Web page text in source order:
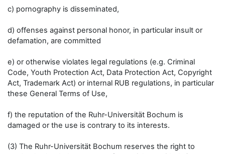
c) pornography is disseminated,
d) offenses against personal honor, in particular insult or
defamation, are committed
e) or otherwise violates legal regulations (e.g. Criminal
Code, Youth Protection Act, Data Protection Act, Copyright
Act, Trademark Act) or internal RUB regulations, in particular
these General Terms of Use,
f) the reputation of the Ruhr-Universität Bochum is
damaged or the use is contrary to its interests.
(3) The Ruhr-Universität Bochum reserves the right to